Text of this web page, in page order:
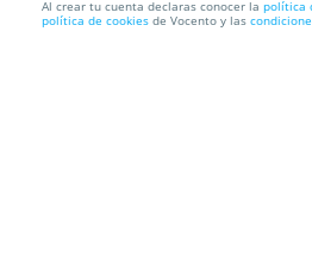
Kayak Pantano de San Juan
Al crear tu cuenta declaras conocer la política
política de cookies de Vocento y las